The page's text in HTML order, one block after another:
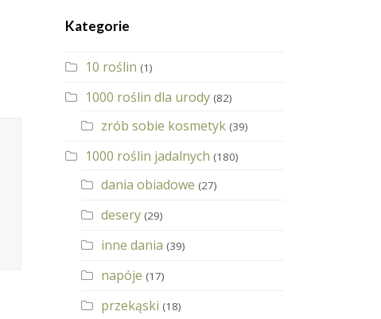
Kategorie
10 roślin (1)
1000 roślin dla urody (82)
zrób sobie kosmetyk (39)
1000 roślin jadalnych (180)
dania obiadowe (27)
desery (29)
inne dania (39)
napóje (17)
przekąski (18)